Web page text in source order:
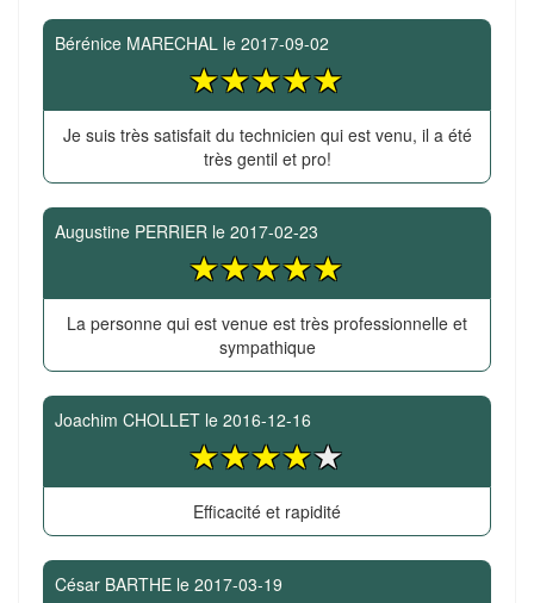
Bérénice MARECHAL le 2017-09-02
Je suis très satisfait du technicien qui est venu, il a été
très gentil et pro!
Augustine PERRIER le 2017-02-23
La personne qui est venue est très professionnelle et
sympathique
Joachim CHOLLET le 2016-12-16
Efficacité et rapidité
César BARTHE le 2017-03-19